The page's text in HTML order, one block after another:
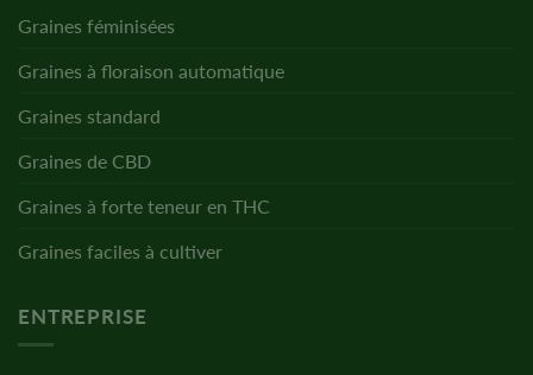
Graines féminisées
Graines à floraison automatique
Graines standard
Graines de CBD
Graines à forte teneur en THC
Graines faciles à cultiver
ENTREPRISE